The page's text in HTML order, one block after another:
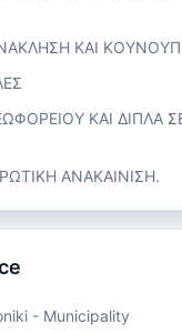
ΚΑΙ
ΚΑΙ ΔΙΠΛΑ
ΑΝΑΚΑΙΝΙΣΗ.
- Municipality